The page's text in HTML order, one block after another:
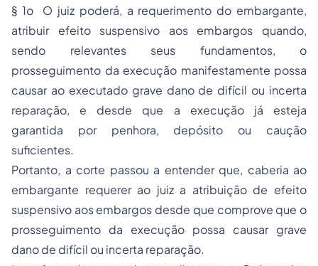
§ 1o O juiz poderá, a requerimento do embargante,
atribuir efeito suspensivo aos embargos quando,
sendo relevantes seus fundamentos, o
prosseguimento da execução manifestamente possa
causar ao executado grave dano de difícil ou incerta
reparação, e desde que a execução já esteja
garantida por penhora, depósito ou caução
suficientes.
Portanto, a corte passou a entender que, caberia ao
embargante requerer ao juiz a atribuição de efeito
suspensivo aos embargos desde que comprove que o
prosseguimento da execução possa causar grave
dano de difícil ou incerta reparação.